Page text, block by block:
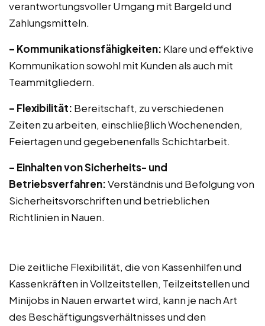
verantwortungsvoller Umgang mit Bargeld und
Zahlungsmitteln.
– Kommunikationsfähigkeiten: Klare und effektive
Kommunikation sowohl mit Kunden als auch mit
Teammitgliedern.
– Flexibilität: Bereitschaft, zu verschiedenen
Zeiten zu arbeiten, einschließlich Wochenenden,
Feiertagen und gegebenenfalls Schichtarbeit.
– Einhalten von Sicherheits- und
Betriebsverfahren:Verständnis und Befolgung von
Sicherheitsvorschriften und betrieblichen
Richtlinien in Nauen.
Die zeitliche Flexibilität, die von Kassenhilfen und
Kassenkräften in Vollzeitstellen, Teilzeitstellen und
Minijobs in Nauen erwartet wird, kann je nach Art
des Beschäftigungsverhältnisses und den